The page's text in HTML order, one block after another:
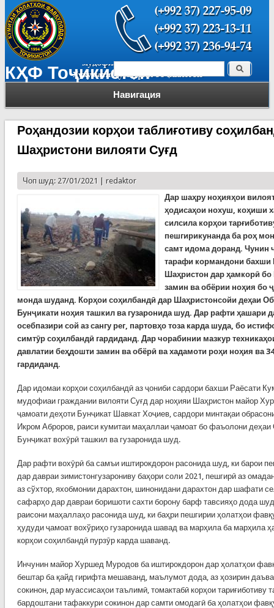
КҲФ Тоҷикистон
Навигация
Форма поиска Поиск
Роҳандозии корҳои таблиғотиву
Шаҳристони вилояти Суғд
Чоп шуд: 27/01/2021 | redaktor
Дар шаҳру ноҳияҳои
ҳодисаҳои нохуш, коҳиши
силсила корҳои
пешгирикунанда ба роҳ
самт идома доранд. Чунин
тарафи кормандони бахши
Шаҳристон дар ҳамкорӣ
замин ва обёрии ноҳия бо
монда шуданд. Корҳои соҳилбандӣ дар Шаҳристонсойи деҳаи
Бунҷикати ноҳия ташкил ва гузаронида шуд. Дар рафти ҳашари
осебпазири сой аз сангу рег, партовҳо тоза карда шуда, бо
симтӯр соҳилбандӣ гардиданд. Дар чорабинии мазкур
давлатии беҳдошти замин ва обёрӣ ва хадамоти роҳи ноҳия ва
гардиданд.
Дар идомаи корҳои соҳилбандӣ аз ҷониби сардори бахши Раёсати
мудофиаи граждании вилояти Суғд дар ноҳияи Шаҳристон майор
ҷамоати деҳоти Бунҷикат Шавкат Хоҷиев, сардори минтақаи
Икром Аброров, раиси кумитаи маҳаллаи ҷамоат бо фаъолони
Бунҷикат вохӯрӣ ташкил ва гузаронида шуд.
Дар рафти вохӯрӣ ба самъи иштирокдорон расонида шуд, ки барои
дар давраи зимистонгузарониву баҳори соли 2021, пешгирӣ аз
аз сўхтор, яхобмонии дарахтон, шинонидани дарахтон дар шафати
сафарҳо дар давраи боришоти сахти борону барф тавсияҳо дода
раисони маҳаллаҳо расонида шуд, ки баҳри пешгирии ҳолатҳои
ҳудуди ҷамоат вохўриҳо гузаронида шавад ва марҳила ба марҳила
корҳои соҳилбандӣ пурзӯр карда шаванд.
Инчунин майор Хуршед Муродов ба иштирокдорон дар ҳолатҳои
бештар ба қайд гирифта мешаванд, маълумот дода, аз ҳозирин
сокинон, дар муассисаҳои таълимӣ, томактабӣ корҳои тариғиботиву
бардоштани тафаккури сокинон дар самти омодагӣ ба ҳолатҳои